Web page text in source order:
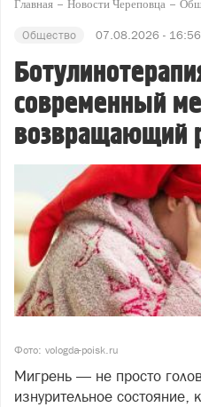
Главная Новости Череповца
Общество 07.08.2026 - 16:56
современный
возвращающий
Фото: vologda-poisk.ru
Мигрень — не просто
изнурительное